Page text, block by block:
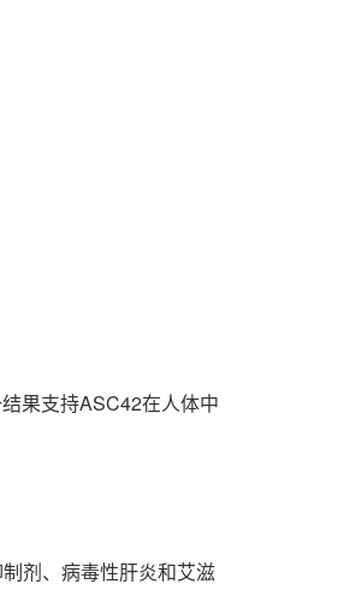
果支持ASC42在人体中
剂、病毒性肝炎和艾滋